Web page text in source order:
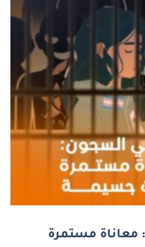
معاناة مستمرة